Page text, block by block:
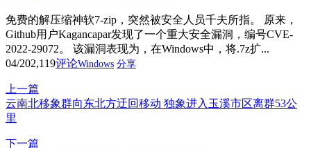
免费的解压缩神软7-zip，突然被安全人员千夫所指。 原来，
Github用户Kagancapar发现了一个重大安全漏洞，编号CVE-
2022-29072。 该漏洞表现为，在Windows中，将.7z扩...
04/202,119评论Windows 分享
上一篇
云南北移象群向东北方迂回移动 独象进入玉溪市区离群53公
里
下一篇